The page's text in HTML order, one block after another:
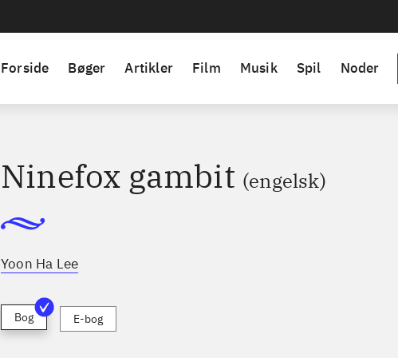
Forside Bøger Artikler Film Musik Spil Noder
Ninefox gambit (engelsk)
Yoon Ha Lee
Bog E-bog